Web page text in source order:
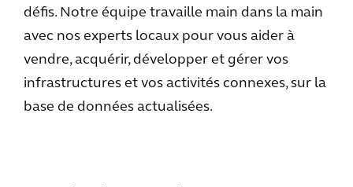
défis. Notre équipe travaille main dans la main
avec nos experts locaux pour vous aider à
vendre, acquérir, développer et gérer vos
infrastructures et vos activités connexes, sur la
base de données actualisées.